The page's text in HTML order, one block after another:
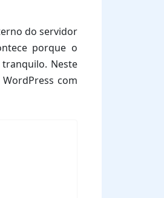
do servidor
porque o
Neste
com